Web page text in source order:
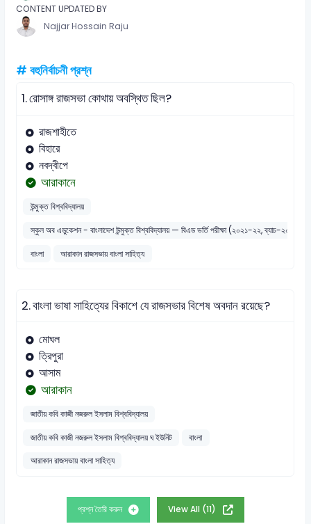
CONTENT UPDATED BY
Najjar Hossain Raju
# বহুনির্বাচনী প্রশ্ন
1.রোসাঙ্গ রাজসভা কোথায় অবস্থিত ছিল?
রাজশাহীতে
বিহারে
নবদ্বীপে
আরাকানে
উন্মুক্ত বিশ্ববিদ্যালয়
স্কুল অব এডুকেশন - বাংলাদেশ উন্মুক্ত বিশ্ববিদ্যালয় — বিএড ভর্তি পরীক্ষা (২০২১-২২, ব্যাচ-২০২২)
বাংলা
আরাকান রাজসভায় বাংলা সাহিত্য
2.বাংলা ভাষা সাহিত্যের বিকাশে যে রাজসভার বিশেষ অবদান রয়েছে?
মোঘল
ত্রিপুরা
আসাম
আরাকান
জাতীয় কবি কাজী নজরুল ইসলাম বিশ্ববিদ্যালয়
জাতীয় কবি কাজী নজরুল ইসলাম বিশ্ববিদ্যালয় ঘ ইউনিট
বাংলা
আরাকান রাজসভায় বাংলা সাহিত্য
প্রশ্ন তৈরি করুন View All (11)